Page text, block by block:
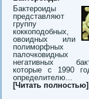
Бактероиды
представляют
группу
коккоподобных,
овоидных или
полиморфных
палочковидных
негативных
которые с 1990
определителю...
[Читать полностью]